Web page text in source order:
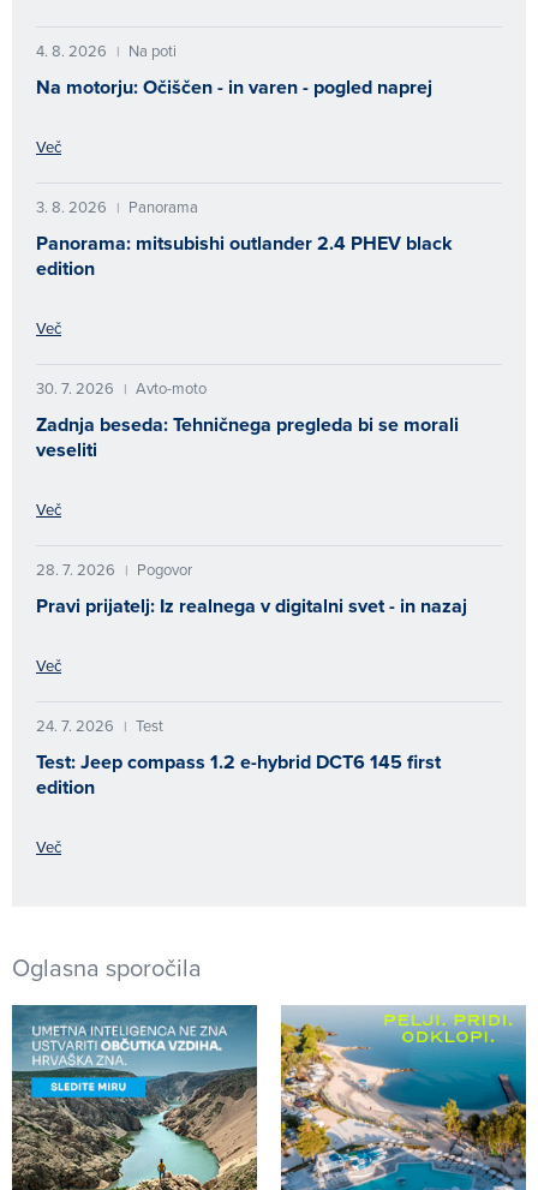
4. 8. 2026 | Na poti
Na motorju: Očiščen - in varen - pogled naprej
Več
3. 8. 2026 | Panorama
Panorama: mitsubishi outlander 2.4 PHEV black
edition
Več
30. 7. 2026 | Avto-moto
Zadnja beseda: Tehničnega pregleda bi se morali
veseliti
Več
28. 7. 2026 | Pogovor
Pravi prijatelj: Iz realnega v digitalni svet - in nazaj
Več
24. 7. 2026 | Test
Test: Jeep compass 1.2 e-hybrid DCT6 145 first
edition
Več
Oglasna sporočila